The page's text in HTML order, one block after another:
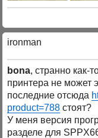
ironman
bona, странно как-
принтера не может
последние отсюда
product=788 стоят?
У меня версия
разделе для